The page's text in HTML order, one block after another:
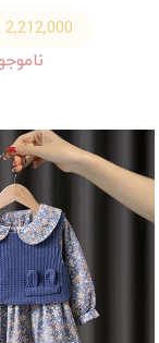
2,212,000 تومان